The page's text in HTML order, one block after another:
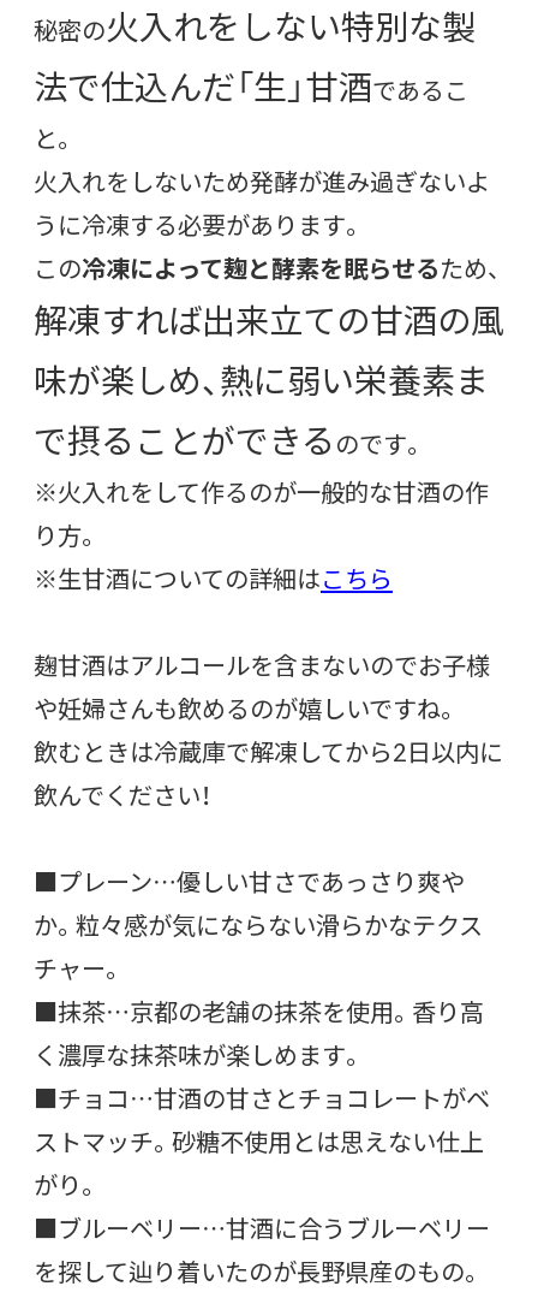
秘密の火入れをしない特別な製
法で仕込んだ「生」甘酒であるこ
と。
火入れをしないため発酵が進み過ぎないよ
うに冷凍する必要があります。
この冷凍によって麹と酵素を眠らせるため、
解凍すれば出来立ての甘酒の風
味が楽しめ、熱に弱い栄養素ま
で摂ることができる のです。
※火入れをして作るのが一般的な甘酒の作
り方。
※生甘酒についての詳細はこちら
麹甘酒はアルコールを含まないのでお子様
や妊婦さんも飲めるのが嬉しいですね。
飲むときは冷蔵庫で解凍してから2日以内に
飲んでください！
■プレーン…優しい甘さであっさり爽や
か。粒々感が気にならない滑らかなテクス
チャー。
■抹茶…京都の老舗の抹茶を使用。香り高
く濃厚な抹茶味が楽しめます。
■チョコ…甘酒の甘さとチョコレートがベ
ストマッチ。砂糖不使用とは思えない仕上
がり。
■ブルーベリー…甘酒に合うブルーベリー
を探して辿り着いたのが長野県産のもの。